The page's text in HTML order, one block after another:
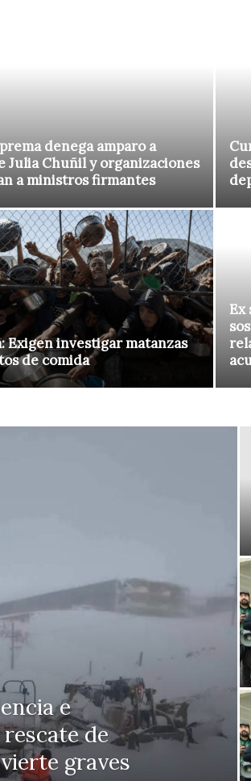
denega amparo a
Julia Chuñil y organizaciones
a ministros firmantes
Exigen investigar matanzas
de comida
Ex
e
de
graves